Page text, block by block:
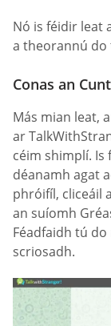
Nó is féidir leat
a theorannú
Conas an
Más mian leat,
ar
céim shimplí. Is
déanamh agat
phróifíl, cliceáil
an suíomh
Féadfaidh tú
scriosadh.